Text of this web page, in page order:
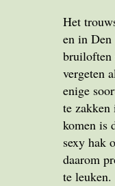
Het
en in Den
bruiloften
vergeten
enige
te zakken
komen is
sexy hak
daarom
te leuken.